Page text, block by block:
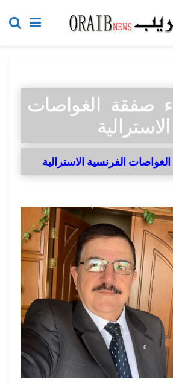
صفقة الغواصات
الفرنسية الاسترالية